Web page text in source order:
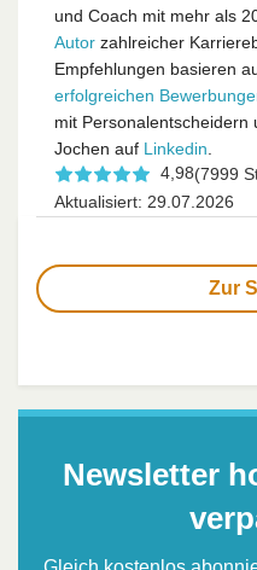
und Coach mit mehr als
Autor zahlreicher
Empfehlungen basieren
erfolgreichen
mit Personalentscheidern
Jochen auf Linkedin
4,98(7999
Aktualisiert: 29.07.2026
Zur
Newsletter